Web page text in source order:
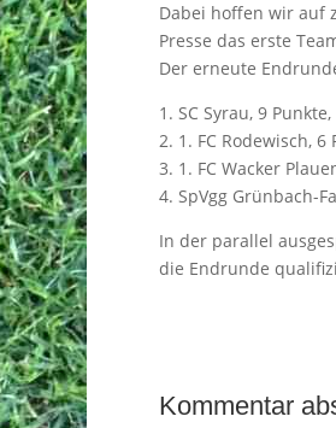
Dabei hoffen wir auf
Presse das erste
Der erneute
1. SC Syrau, 9
2. 1. FC Rodewisch, 6
3. 1. FC Wacker
4. SpVgg Grünbach-
In der parallel
die Endrunde
Kommentar